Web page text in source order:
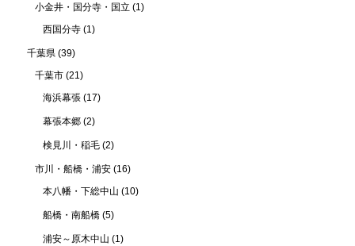
小金井・国分寺・国立 (1)
西国分寺 (1)
千葉県 (39)
千葉市 (21)
海浜幕張 (17)
幕張本郷 (2)
検見川・稲毛 (2)
市川・船橋・浦安 (16)
本八幡・下総中山 (10)
船橋・南船橋 (5)
浦安～原木中山 (1)